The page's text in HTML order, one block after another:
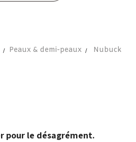
Peaux & demi-peaux Nubuck
pour le désagrément.